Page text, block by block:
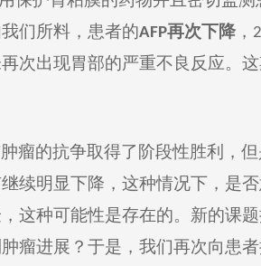
我们所料，患者的AFP再次下降 ，
次出现胃部的严重不良反应。 这
瘤的抗争取得了阶段性胜利，
继续明显下降，这种情况下 ，是否
这种可能性是存在的。新的课
瘤进展？于是 ，我们再次向患